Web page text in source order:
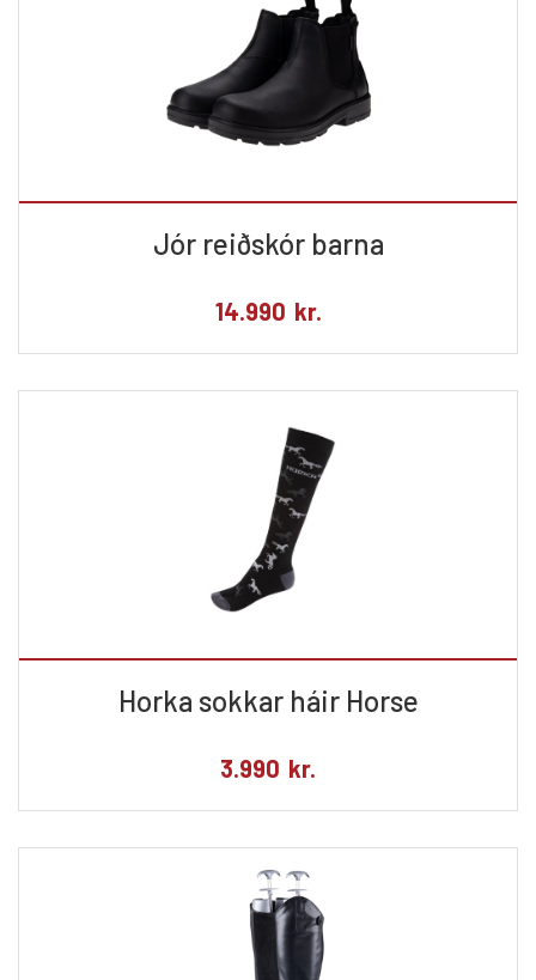
Jór reiðskór barna
14.990 kr.
Horka sokkar háir Horse
3.990 kr.